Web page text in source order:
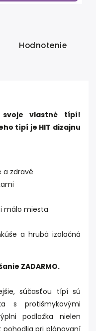
Hodnotenie
svoje vlastné típí!
típí je HIT dizajnu
zdravé
málo miesta
a hrubá izolačná
ZADARMO.
súčasťou típí sú
s protišmykovými
podložka nielen